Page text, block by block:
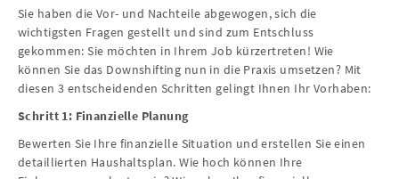
Sie haben die Vor- und Nachteile abgewogen, sich die
wichtigsten Fragen gestellt und sind zum Entschluss
gekommen: Sie möchten in Ihrem Job kürzertreten! Wie
können Sie das Downshifting nun in die Praxis umsetzen? Mit
diesen 3 entscheidenden Schritten gelingt Ihnen Ihr Vorhaben:
Schritt 1: Finanzielle Planung
Bewerten Sie Ihre finanzielle Situation und erstellen Sie einen
detaillierten Haushaltsplan. Wie hoch können Ihre